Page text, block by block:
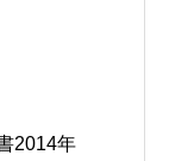
2014年